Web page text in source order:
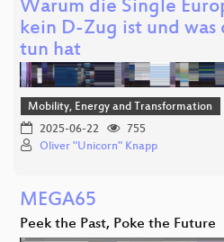
Warum die Single
kein D-Zug ist und was
tun hat
Mobility, Energy and Transformation
2025-06-22
755
Oliver "Unicorn" Knapp
MEGA65
Peek the Past, Poke the Future